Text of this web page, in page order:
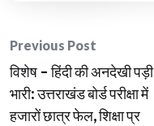
Post
navigation
Previous Post
विशेष – हिंदी की अनदेखी पड़ी
भारी: उत्तराखंड बोर्ड परीक्षा में
हजारों छात्र फेल, शिक्षा प्र